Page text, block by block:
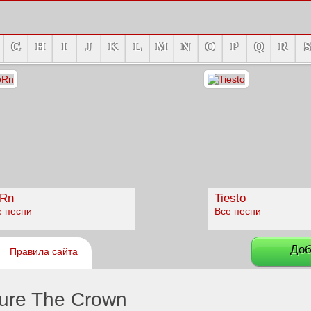
G H I J K L M N O P Q R S
песни
Tiesto
Все песни
Правила сайта
The Crown